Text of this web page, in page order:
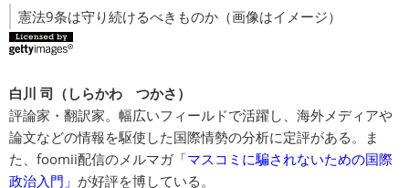
憲法9条は守り続けるべきものか（画像はイメージ）
白川 司（しらかわ つかさ）
評論家・翻訳家。幅広いフィールドで活躍し、海外メディアや
論文などの情報を駆使した国際情勢の分析に定評がある。ま
た、foomii配信のメルマガ 「マスコミに騙されないための国際
政治入門」 が好評を博している。